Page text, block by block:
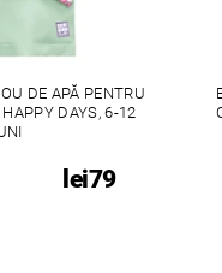
DE APĂ PENTRU
DAYS, 6-12
lei79